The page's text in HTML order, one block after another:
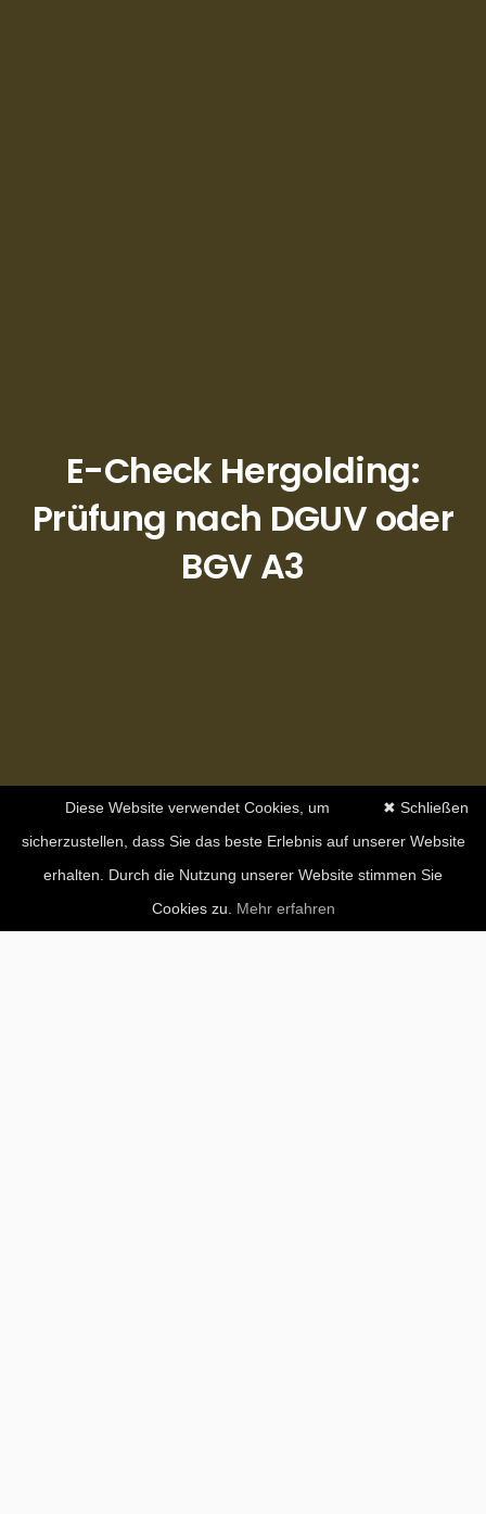
E-Check Hergolding:
Prüfung nach DGUV oder
BGV A3
✖ Schließen
Diese Website verwendet Cookies, um
sicherzustellen, dass Sie das beste Erlebnis auf unserer Website
erhalten. Durch die Nutzung unserer Website stimmen Sie
Cookies zu. Mehr erfahren